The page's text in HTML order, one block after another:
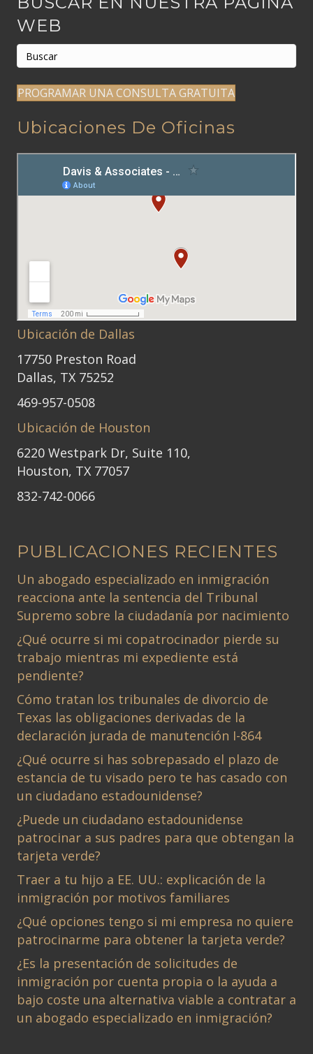
WEB
PROGRAMAR UNA CONSULTA GRATUITA
Ubicaciones De Oficinas
Ubicación de Dallas
17750 Preston Road
Dallas, TX 75252
469-957-0508
Ubicación de Houston
6220 Westpark Dr, Suite 110,
Houston, TX 77057
832-742-0066
PUBLICACIONES RECIENTES
Un abogado especializado en inmigración
reacciona ante la sentencia del Tribunal
Supremo sobre la ciudadanía por nacimiento
¿Qué ocurre si mi copatrocinador pierde su
trabajo mientras mi expediente está
pendiente?
Cómo tratan los tribunales de divorcio de
Texas las obligaciones derivadas de la
declaración jurada de manutención I-864
¿Qué ocurre si has sobrepasado el plazo de
estancia de tu visado pero te has casado con
un ciudadano estadounidense?
¿Puede un ciudadano estadounidense
patrocinar a sus padres para que obtengan la
tarjeta verde?
Traer a tu hijo a EE. UU.: explicación de la
inmigración por motivos familiares
¿Qué opciones tengo si mi empresa no quiere
patrocinarme para obtener la tarjeta verde?
¿Es la presentación de solicitudes de
inmigración por cuenta propia o la ayuda a
bajo coste una alternativa viable a contratar a
un abogado especializado en inmigración?